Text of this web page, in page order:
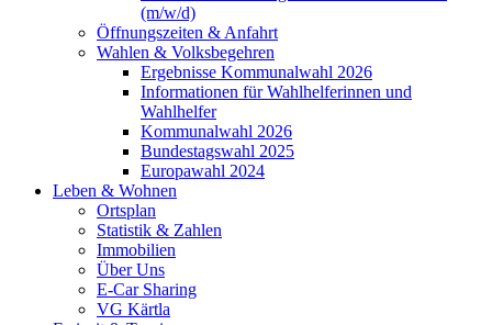
(m/w/d)
Öffnungszeiten & Anfahrt
Wahlen & Volksbegehren
Ergebnisse Kommunalwahl 2026
Informationen für Wahlhelferinnen und
Wahlhelfer
Kommunalwahl 2026
Bundestagswahl 2025
Europawahl 2024
Leben & Wohnen
Ortsplan
Statistik & Zahlen
Immobilien
Über Uns
E-Car Sharing
VG Kärtla